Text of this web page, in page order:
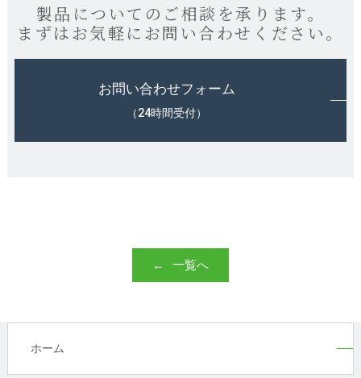
製品についてのご相談を承ります。
まずはお気軽にお問い合わせください。
お問い合わせフォーム
（24時間受付）
一覧へ
ホーム